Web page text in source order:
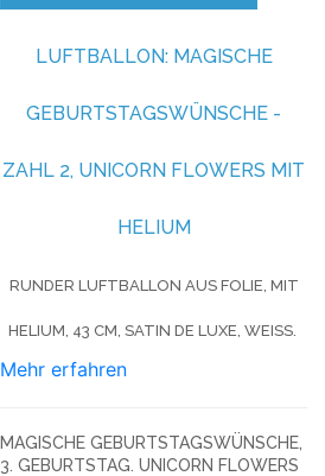
LUFTBALLON: MAGISCHE
GEBURTSTAGSWÜNSCHE -
ZAHL 2, UNICORN FLOWERS MIT
HELIUM
RUNDER LUFTBALLON AUS FOLIE, MIT
HELIUM, 43 CM, SATIN DE LUXE, WEISS.
Mehr erfahren
MAGISCHE GEBURTSTAGSWÜNSCHE,
3. GEBURTSTAG. UNICORN FLOWERS